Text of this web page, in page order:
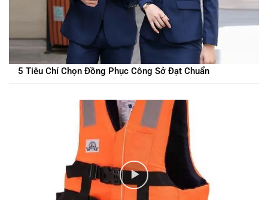
5 Tiêu Chí Chọn Đồng Phục Công Sở Đạt Chuẩn